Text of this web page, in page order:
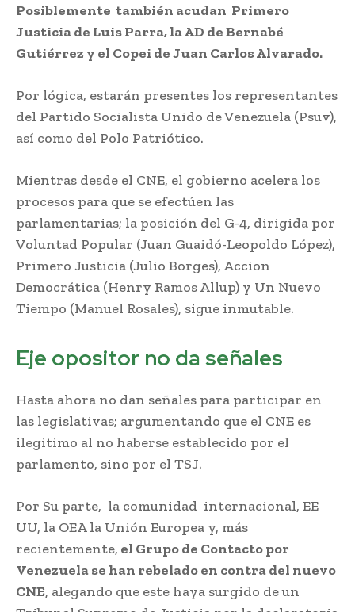
Posiblemente también acudan Primero
Justicia de Luis Parra, la AD de Bernabé
Gutiérrez y el Copei de Juan Carlos Alvarado.
Por lógica, estarán presentes los representantes
del Partido Socialista Unido de Venezuela (Psuv),
así como del Polo Patriótico.
Mientras desde el CNE, el gobierno acelera los
procesos para que se efectúen las
parlamentarias; la posición del G-4, dirigida por
Voluntad Popular (Juan Guaidó-Leopoldo López),
Primero Justicia (Julio Borges), Accion
Democrática (Henry Ramos Allup) y Un Nuevo
Tiempo (Manuel Rosales), sigue inmutable.
Eje opositor no da señales
Hasta ahora no dan señales para participar en
las legislativas; argumentando que el CNE es
ilegitimo al no haberse establecido por el
parlamento, sino por el TSJ.
Por Su parte, la comunidad internacional, EE
UU, la OEA la Unión Europea y, más
recientemente, el Grupo de Contacto por
Venezuela se han rebelado en contra del nuevo
CNE, alegando que este haya surgido de un